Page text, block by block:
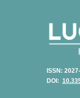
ISSN:
DOI: